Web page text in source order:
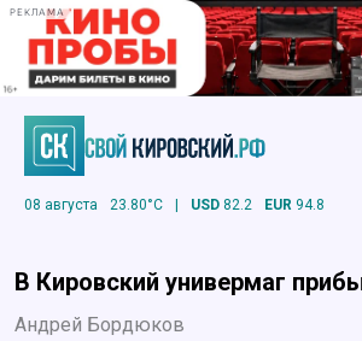
РЕКЛАМА
08 августа 23.80°C | USD 82.2 EUR 94.8
В Кировский универмаг
Андрей Бордюков